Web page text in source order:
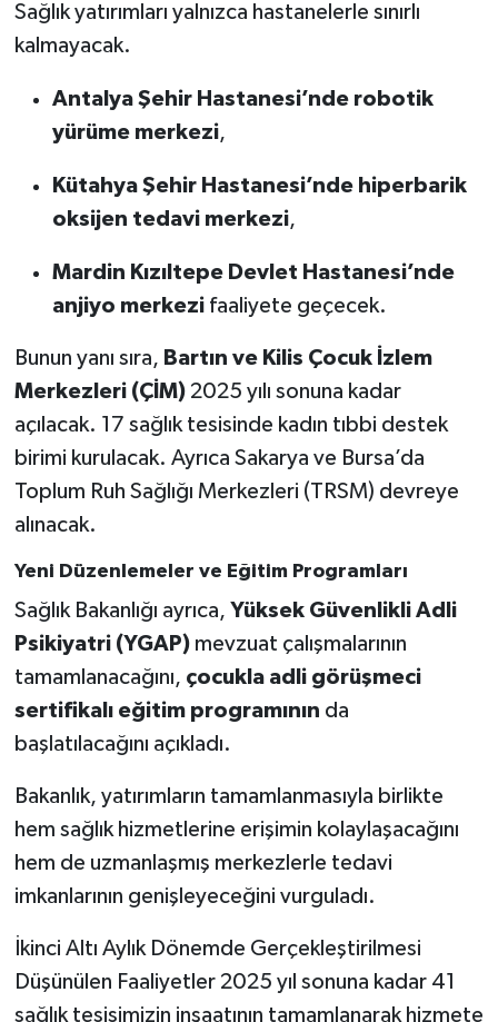
Sağlık yatırımları yalnızca hastanelerle sınırlı
kalmayacak.
Antalya Şehir Hastanesi’nde robotik
yürüme merkezi,
Kütahya Şehir Hastanesi’nde hiperbarik
oksijen tedavi merkezi,
Mardin Kızıltepe Devlet Hastanesi’nde
anjiyo merkezifaaliyete geçecek.
Bunun yanı sıra, Bartın ve Kilis Çocuk İzlem
Merkezleri (ÇİM)2025 yılı sonuna kadar
açılacak. 17 sağlık tesisinde kadın tıbbi destek
birimi kurulacak. Ayrıca Sakarya ve Bursa’da
Toplum Ruh Sağlığı Merkezleri (TRSM) devreye
alınacak.
Yeni Düzenlemeler ve Eğitim Programları
Sağlık Bakanlığı ayrıca, Yüksek Güvenlikli Adli
Psikiyatri (YGAP)mevzuat çalışmalarının
tamamlanacağını, çocukla adli görüşmeci
sertifikalı eğitim programının da
başlatılacağını açıkladı.
Bakanlık, yatırımların tamamlanmasıyla birlikte
hem sağlık hizmetlerine erişimin kolaylaşacağını
hem de uzmanlaşmış merkezlerle tedavi
imkanlarının genişleyeceğini vurguladı.
İkinci Altı Aylık Dönemde Gerçekleştirilmesi
Düşünülen Faaliyetler 2025 yıl sonuna kadar 41
sağlık tesisimizin inşaatının tamamlanarak hizmete